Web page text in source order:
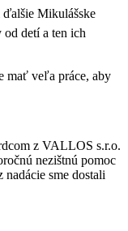
Mikulášske
detí a ten ich
mať veľa práce, aby
z VALLOS s.r.o.
nezištnú pomoc
sme dostali